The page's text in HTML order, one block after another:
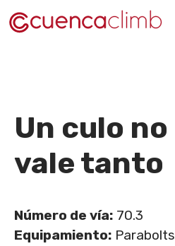
Saltar
al
Un culo no
vale tanto
Número de vía: 70.3
Equipamiento: Parabolts